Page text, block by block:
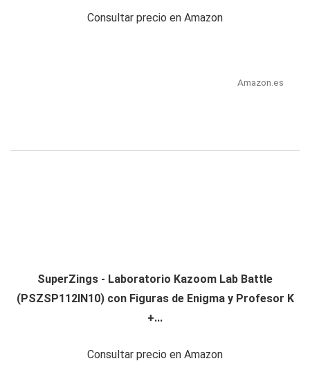
Consultar precio en Amazon
Amazon.es
SuperZings - Laboratorio Kazoom Lab Battle
(PSZSP112IN10) con Figuras de Enigma y Profesor K
+...
Consultar precio en Amazon